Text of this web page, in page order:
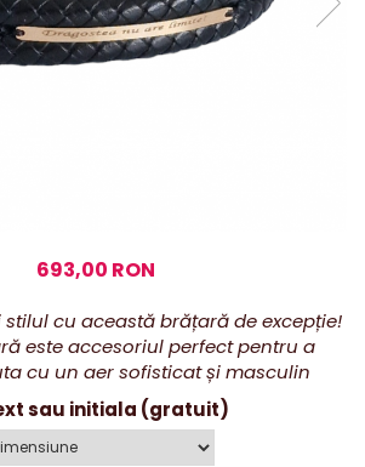
693,00 RON
cu această brățară de excepție!
este accesoriul perfect pentru a
cu un aer sofisticat și masculin
sau initiala (gratuit)